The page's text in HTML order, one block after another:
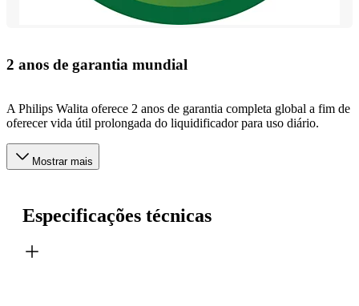
2 anos de garantia mundial
A Philips Walita oferece 2 anos de garantia completa global a fim de
oferecer vida útil prolongada do liquidificador para uso diário.
Mostrar mais
Especificações técnicas